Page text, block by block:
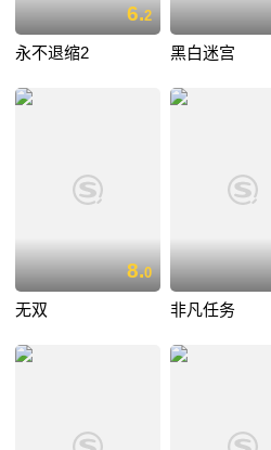
6.2
永不退缩2 黑白迷宫
8.0
无双 非凡任务